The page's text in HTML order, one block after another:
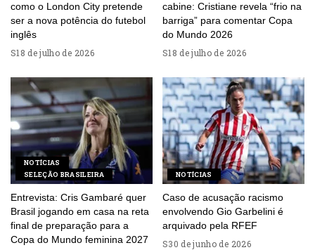
como o London City pretende
ser a nova potência do futebol
inglês
18 de julho de 2026
cabine: Cristiane revela “frio na
barriga” para comentar Copa
do Mundo 2026
18 de julho de 2026
NOTÍCIAS
SELEÇÃO BRASILEIRA
Entrevista: Cris Gambaré quer
Brasil jogando em casa na reta
final de preparação para a
Copa do Mundo feminina 2027
NOTÍCIAS
Caso de acusação racismo
envolvendo Gio Garbelini é
arquivado pela RFEF
30 de junho de 2026